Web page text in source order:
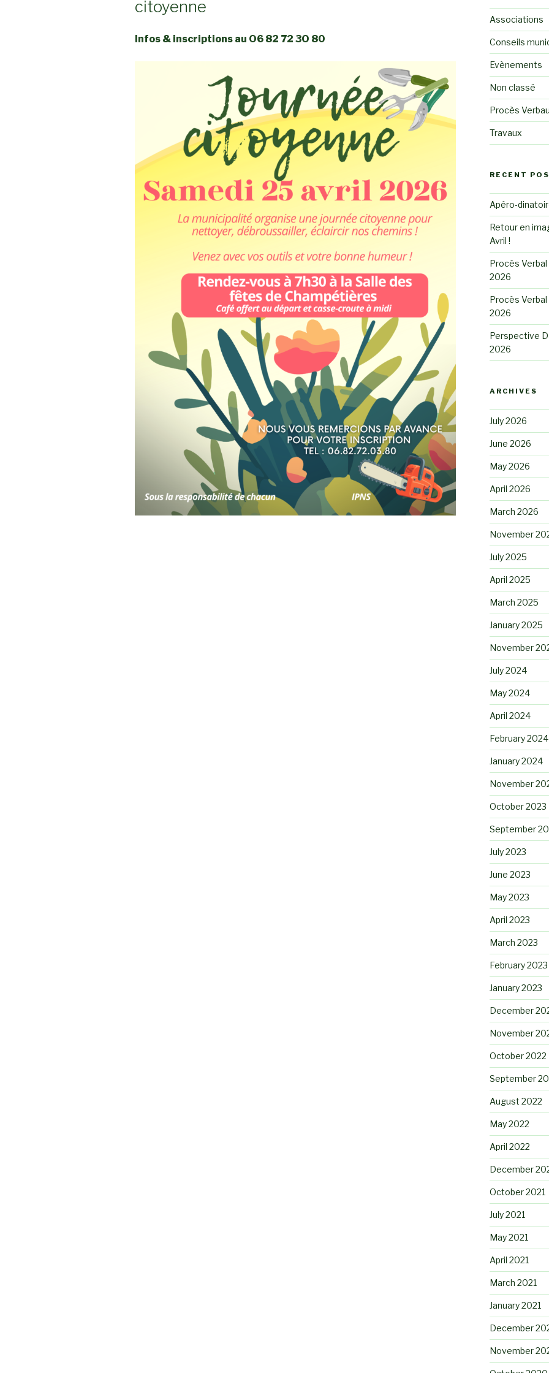
citoyenne
Infos & inscriptions au O6 82 72 3O 80
Associations
Conseils
Evènements
Non classé
Procès
Travaux
RECENT
Apéro-
Retour en
Avril !
Procès Verbal
2026
Procès Verbal
2026
Perspective
2026
ARCHIVES
July 2026
June 2026
May 2026
April 2026
March 2026
November
July 2025
April 2025
March 2025
January 2025
November
July 2024
May 2024
April 2024
February 2024
January 2024
November
October 2023
September
July 2023
June 2023
May 2023
April 2023
March 2023
February 2023
January 2023
December
November
October 2022
September
August 2022
May 2022
April 2022
December
October 2021
July 2021
May 2021
April 2021
March 2021
January 2021
December
November